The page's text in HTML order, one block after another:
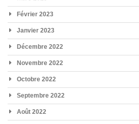
Février 2023
Janvier 2023
Décembre 2022
Novembre 2022
Octobre 2022
Septembre 2022
Août 2022